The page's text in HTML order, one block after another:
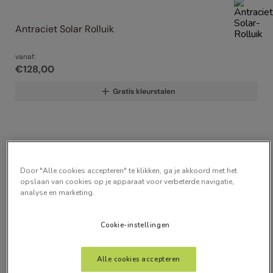
Antraciet Solar Rolluik
vanaf:
€128,00
Gratis kleurstalen
Door "Alle cookies accepteren" te klikken, ga je akkoord met het
opslaan van cookies op je apparaat voor verbeterde navigatie,
analyse en marketing.
Cookie-instellingen
Alle cookies accepteren